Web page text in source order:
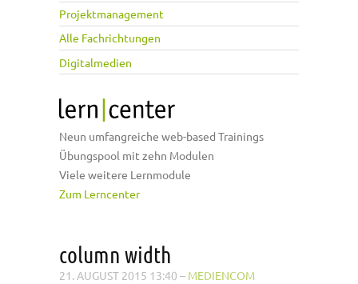
Projektmanagement
Alle Fachrichtungen
Digitalmedien
Neun umfangreiche web-based Trainings
Übungspool mit zehn Modulen
Viele weitere Lernmodule
Zum Lerncenter
column width
21. AUGUST 2015 13:40 – MEDIENCOM